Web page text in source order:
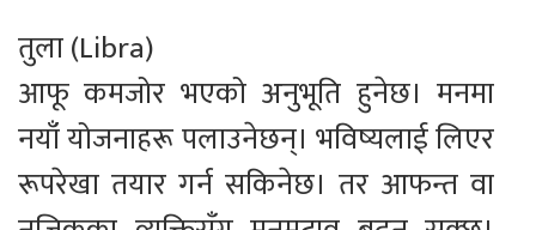
तुला (Libra)
आफू कमजोर भएको अनुभूति हुनेछ। मनमा
नयाँ योजनाहरू पलाउनेछन्। भविष्यलाई लिएर
रूपरेखा तयार गर्न सकिनेछ। तर आफन्त वा